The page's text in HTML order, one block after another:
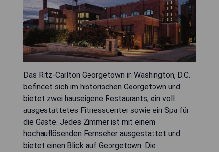
Das Ritz-Carlton Georgetown in Washington, D.C.
befindet sich im historischen Georgetown und
bietet zwei hauseigene Restaurants, ein voll
ausgestattetes Fitnesscenter sowie ein Spa für
die Gäste. Jedes Zimmer ist mit einem
hochauflösenden Fernseher ausgestattet und
bietet einen Blick auf Georgetown. Die